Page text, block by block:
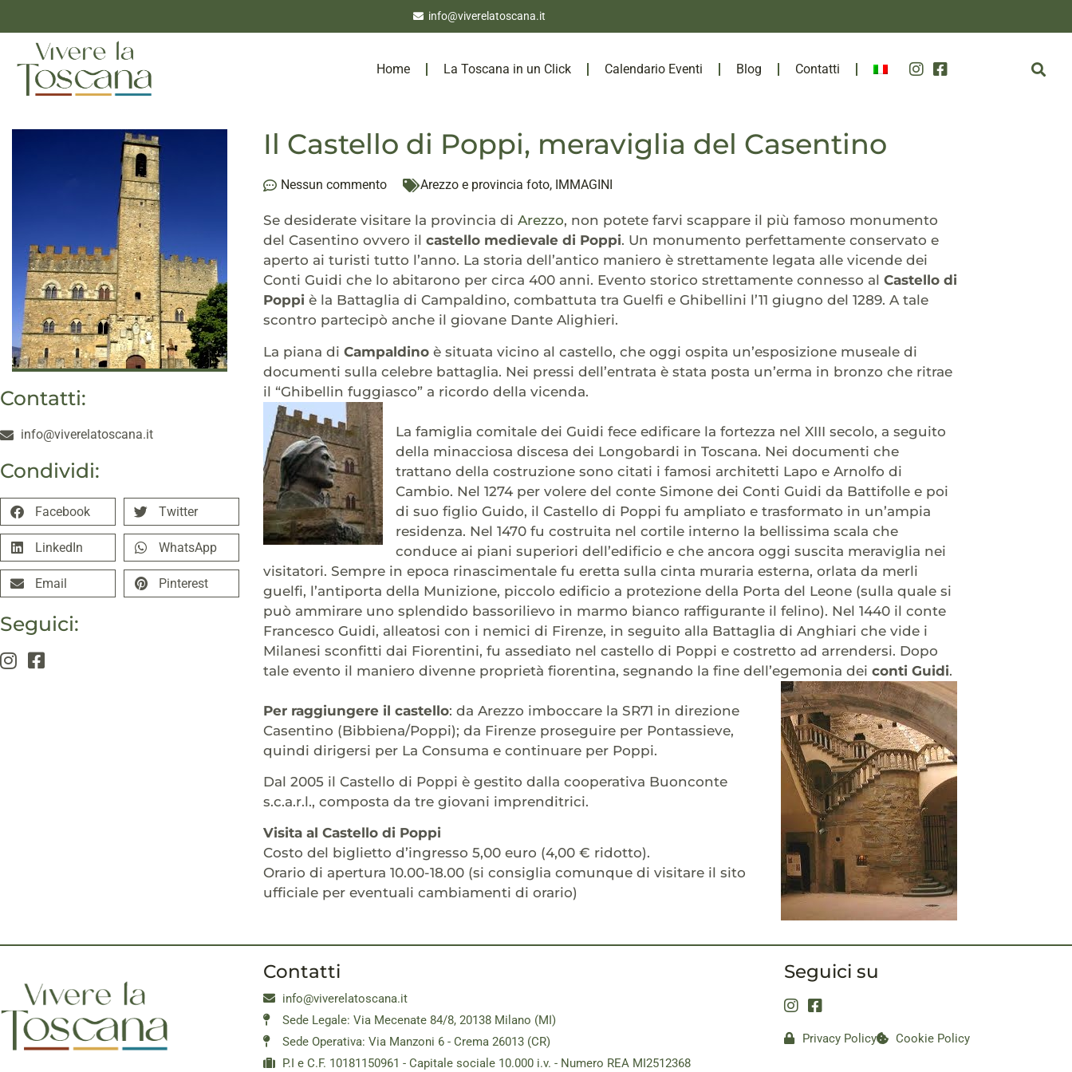
info@viverelatoscana.it
Home La Toscana in un Click Calendario Eventi Blog Contatti
Contatti:
info@viverelatoscana.it
Condividi:
Facebook Twitter
LinkedIn WhatsApp
Email Pinterest
Seguici:
Il Castello di Poppi, meraviglia del Casentino
Nessun commento Arezzo e provincia foto, IMMAGINI
Se desiderate visitare la provincia di Arezzo, non potete farvi scappare il più famoso monumento
del Casentino ovvero il castello medievale di Poppi. Un monumento perfettamente conservato e
aperto ai turisti tutto l’anno. La storia dell’antico maniero è strettamente legata alle vicende dei
Conti Guidi che lo abitarono per circa 400 anni. Evento storico strettamente connesso al Castello di
Poppi è la Battaglia di Campaldino, combattuta tra Guelfi e Ghibellini l’11 giugno del 1289. A tale
scontro partecipò anche il giovane Dante Alighieri.
La piana di Campaldino è situata vicino al castello, che oggi ospita un’esposizione museale di
documenti sulla celebre battaglia. Nei pressi dell’entrata è stata posta un’erma in bronzo che ritrae
il “Ghibellin fuggiasco” a ricordo della vicenda.
La famiglia comitale dei Guidi fece edificare la fortezza nel XIII secolo, a seguito
della minacciosa discesa dei Longobardi in Toscana. Nei documenti che
trattano della costruzione sono citati i famosi architetti Lapo e Arnolfo di
Cambio. Nel 1274 per volere del conte Simone dei Conti Guidi da Battifolle e poi
di suo figlio Guido, il Castello di Poppi fu ampliato e trasformato in un’ampia
residenza. Nel 1470 fu costruita nel cortile interno la bellissima scala che
conduce ai piani superiori dell’edificio e che ancora oggi suscita meraviglia nei
visitatori. Sempre in epoca rinascimentale fu eretta sulla cinta muraria esterna, orlata da merli
guelfi, l’antiporta della Munizione, piccolo edificio a protezione della Porta del Leone (sulla quale si
può ammirare uno splendido bassorilievo in marmo bianco raffigurante il felino). Nel 1440 il conte
Francesco Guidi, alleatosi con i nemici di Firenze, in seguito alla Battaglia di Anghiari che vide i
Milanesi sconfitti dai Fiorentini, fu assediato nel castello di Poppi e costretto ad arrendersi. Dopo
tale evento il maniero divenne proprietà fiorentina, segnando la fine dell’egemonia dei conti Guidi.
Per raggiungere il castello: da Arezzo imboccare la SR71 in direzione
Casentino (Bibbiena/Poppi); da Firenze proseguire per Pontassieve,
quindi dirigersi per La Consuma e continuare per Poppi.
Dal 2005 il Castello di Poppi è gestito dalla cooperativa Buonconte
s.c.a.r.l., composta da tre giovani imprenditrici.
Visita al Castello di Poppi
Costo del biglietto d’ingresso 5,00 euro (4,00 € ridotto).
Orario di apertura 10.00-18.00 (si consiglia comunque di visitare il sito
ufficiale per eventuali cambiamenti di orario)
Contatti
info@viverelatoscana.it
Sede Legale: Via Mecenate 84/8, 20138 Milano (MI)
Sede Operativa: Via Manzoni 6 - Crema 26013 (CR)
P.I e C.F. 10181150961 - Capitale sociale 10.000 i.v. - Numero REA MI2512368
Seguici su
Privacy Policy Cookie Policy